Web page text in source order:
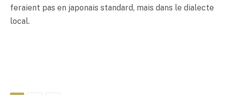
feraient pas en japonais standard, mais dans le dialecte
local.